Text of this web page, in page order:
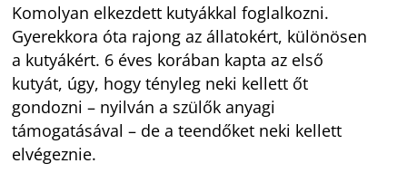
Komolyan elkezdett kutyákkal foglalkozni.
Gyerekkora óta rajong az állatokért, különösen
a kutyákért. 6 éves korában kapta az első
kutyát, úgy, hogy tényleg neki kellett őt
gondozni – nyilván a szülők anyagi
támogatásával – de a teendőket neki kellett
elvégeznie.